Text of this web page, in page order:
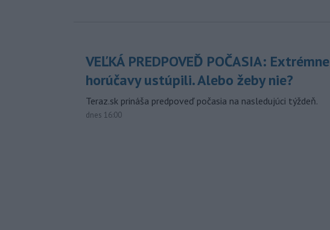
VEĽKÁ PREDPOVEĎ POČASIA: Extrémne
horúčavy ustúpili. Alebo žeby nie?
Teraz.sk prináša predpoveď počasia na nasledujúci týždeň.
dnes 16:00